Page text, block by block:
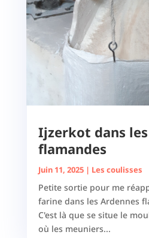
Ijzerkot dans
flamandes
Juin 11, 2025| Les coulisses
Petite sortie pour me
farine dans les Ardennes
C'est là que se situe le
où les meuniers...